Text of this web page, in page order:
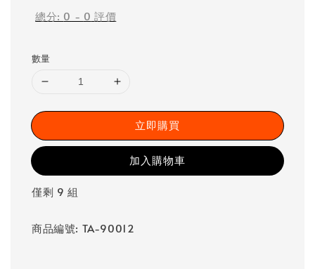
總分: 0 - 0 評價
數量
立即購買
加入購物車
僅剩 9 組
商品編號: TA-90012